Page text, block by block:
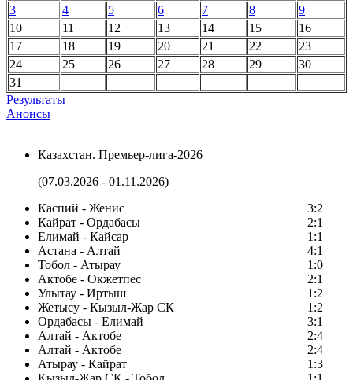
3
4 5 6 7 8
9
10
11 12 13 14 15
16
17
18 19 20 21 22
23
24
25 26 27 28 29
30
31
Результаты
Анонсы
Казахстан. Премьер-лига-2026
(07.03.2026 - 01.11.2026)
Каспий - Женис
3:2
Кайрат - Ордабасы
2:1
Елимай - Кайсар
1:1
Астана - Алтай
4:1
Тобол - Атырау
1:0
Актобе - Окжетпес
2:1
Улытау - Иртыш
1:2
Жетысу - Кызыл-Жар СК
1:2
Ордабасы - Елимай
3:1
Алтай - Актобе
2:4
Алтай - Актобе
2:4
Атырау - Кайрат
1:3